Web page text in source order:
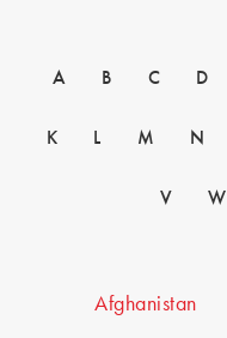
A B C D
K L M N
V W
Afghanistan